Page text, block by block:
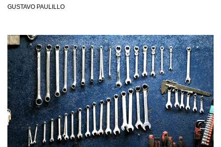
GUSTAVO PAULILLO